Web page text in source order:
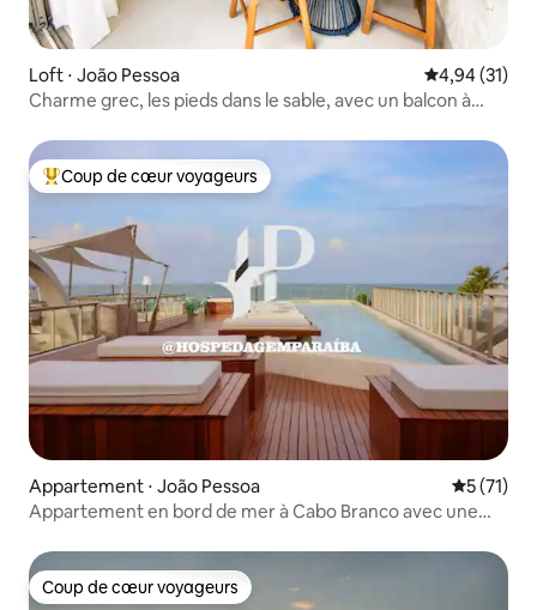
Loft ⋅ João Pessoa Évaluation
4,94 (31)
Charme grec, les pieds dans le sable, avec un balcon à
Coups de cœur voyageurs les plus appréciés
Coup de cœur voyageurs
Appartement ⋅ João Pessoa
5 (71)
Appartement en bord de mer à Cabo Branco avec une
Coup de cœur voyageurs
Coup de cœur voyageurs